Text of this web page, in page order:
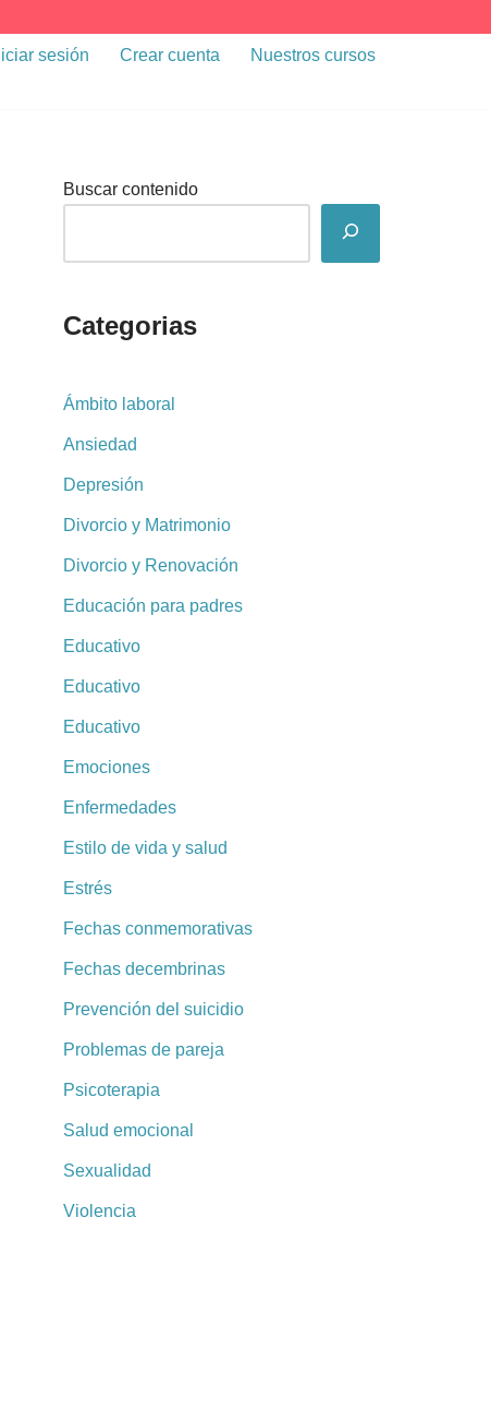
sesión Crear cuenta Nuestros cursos
Buscar contenido
Categorias
Ámbito laboral
Ansiedad
Depresión
Divorcio y Matrimonio
Divorcio y Renovación
Educación para padres
Educativo
Educativo
Educativo
Emociones
Enfermedades
Estilo de vida y salud
Estrés
Fechas conmemorativas
Fechas decembrinas
Prevención del suicidio
Problemas de pareja
Psicoterapia
Salud emocional
Sexualidad
Violencia